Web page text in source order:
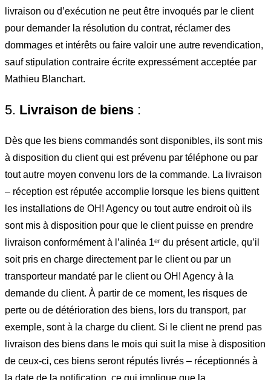
livraison ou d’exécution ne peut être invoqués par le client
pour demander la résolution du contrat, réclamer des
dommages et intérêts ou faire valoir une autre revendication,
sauf stipulation contraire écrite expressément acceptée par
Mathieu Blanchart.
5. Livraison de biens :
Dès que les biens commandés sont disponibles, ils sont mis
à disposition du client qui est prévenu par téléphone ou par
tout autre moyen convenu lors de la commande. La livraison
– réception est réputée accomplie lorsque les biens quittent
les installations de OH! Agency ou tout autre endroit où ils
sont mis à disposition pour que le client puisse en prendre
livraison conformément à l’alinéa 1ᵉʳ du présent article, qu’il
soit pris en charge directement par le client ou par un
transporteur mandaté par le client ou OH! Agency à la
demande du client. À partir de ce moment, les risques de
perte ou de détérioration des biens, lors du transport, par
exemple, sont à la charge du client. Si le client ne prend pas
livraison des biens dans le mois qui suit la mise à disposition
de ceux-ci, ces biens seront réputés livrés – réceptionnés à
la date de la notification, ce qui implique que la